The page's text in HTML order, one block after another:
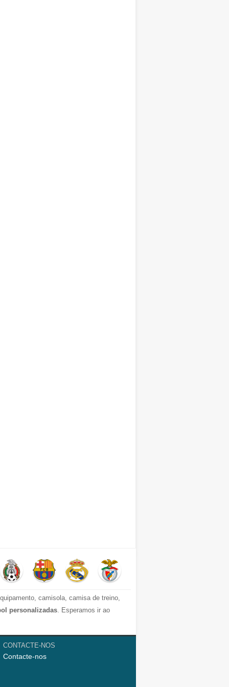
camisola, camisa de treino,
personalizadas. Esperamos ir ao
e camisolas homen. Altualmente,
La Liga, e Juventus, Manchester City,
que você precisa.
CONTACTE-NOS
Contacte-nos